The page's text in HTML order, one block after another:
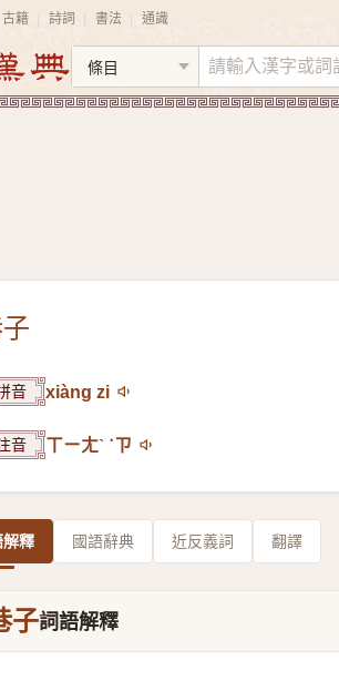
古籍 詩詞 書法 通識
音 xiàng zi
音 ㄒㄧㄤˋ ˙ㄗ
釋 國語辭典 近反義詞 翻譯
子詞語解釋